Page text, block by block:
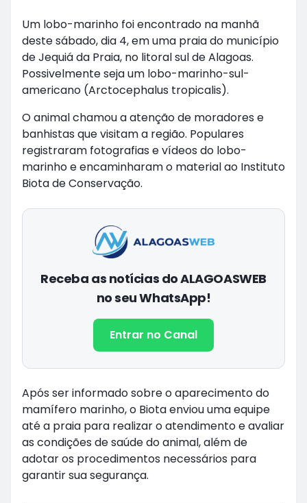
Um lobo-marinho foi encontrado na manhã
deste sábado, dia 4, em uma praia do município
de Jequiá da Praia, no litoral sul de Alagoas.
Possivelmente seja um lobo-marinho-sul-
americano (Arctocephalus tropicalis).
O animal chamou a atenção de moradores e
banhistas que visitam a região. Populares
registraram fotografias e vídeos do lobo-
marinho e encaminharam o material ao Instituto
Biota de Conservação.
Receba as notícias do ALAGOASWEB
no seu WhatsApp!
Entrar no Canal
Após ser informado sobre o aparecimento do
mamífero marinho, o Biota enviou uma equipe
até a praia para realizar o atendimento e avaliar
as condições de saúde do animal, além de
adotar os procedimentos necessários para
garantir sua segurança.